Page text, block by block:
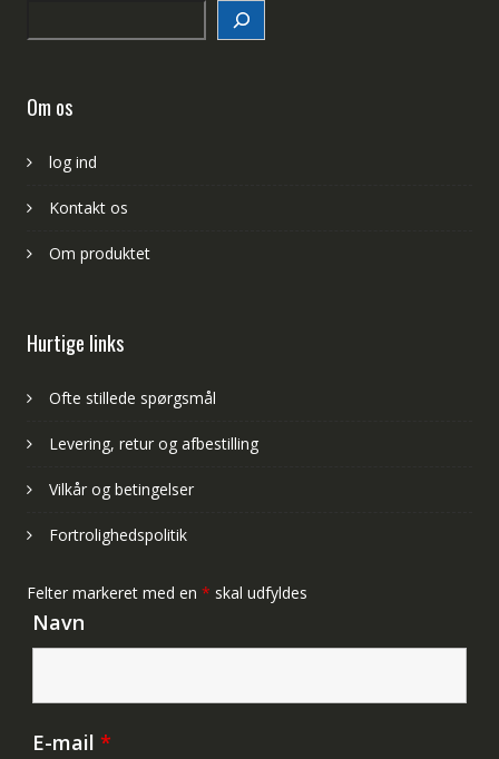
Om os
log ind
Kontakt os
Om produktet
Hurtige links
Ofte stillede spørgsmål
Levering, retur og afbestilling
Vilkår og betingelser
Fortrolighedspolitik
Felter markeret med en * skal udfyldes
Navn
E-mail *